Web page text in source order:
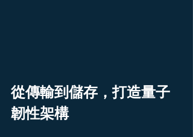
從傳輸到儲存，打造量子
韌性架構